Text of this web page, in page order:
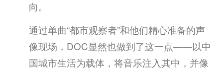
向。
通过单曲“都市观察者”和他们精心准备的声
像现场，DOC显然也做到了这一点——以中
国城市生活为载体，将音乐注入其中，并像